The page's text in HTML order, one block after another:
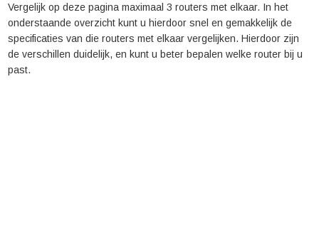
Vergelijk op deze pagina maximaal 3 routers met elkaar. In het
onderstaande overzicht kunt u hierdoor snel en gemakkelijk de
specificaties van die routers met elkaar vergelijken. Hierdoor zijn
de verschillen duidelijk, en kunt u beter bepalen welke router bij u
past.